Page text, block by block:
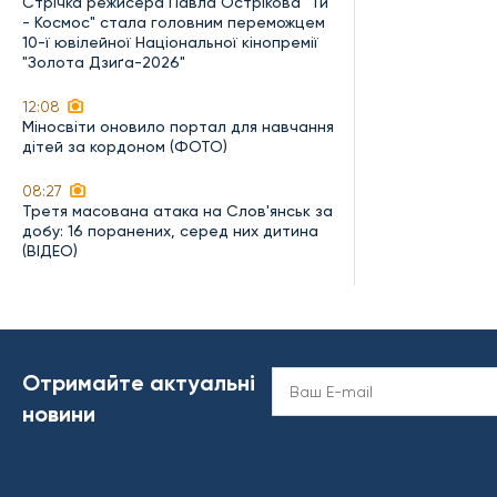
- Космос" стала головним переможцем
10-ї ювілейної Національної кінопремії
"Золота Дзиґа-2026"
12:08
Міносвіти оновило портал для навчання
дітей за кордоном (ФОТО)
08:27
Третя масована атака на Слов'янськ за
добу: 16 поранених, серед них дитина
(ВІДЕО)
Отримайте актуальні
новини